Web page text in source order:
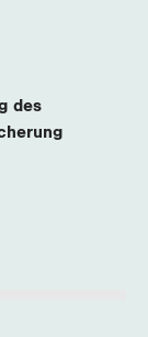
des